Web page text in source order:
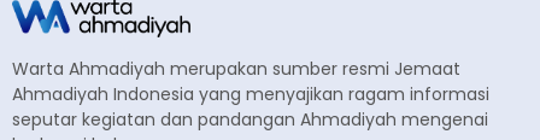
Warta Ahmadiyah merupakan sumber resmi Jemaat
Ahmadiyah Indonesia yang menyajikan ragam informasi
seputar kegiatan dan pandangan Ahmadiyah mengenai